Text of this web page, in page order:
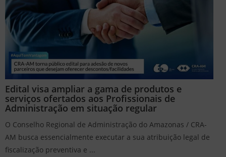
Edital visa ampliar a gama de produtos e
serviços ofertados aos Profissionais de
Administração em situação regular
O Conselho Regional de Administração do Amazonas / CRA-
AM busca essencialmente executar a sua atribuição legal de
fiscalização preventiva e ...